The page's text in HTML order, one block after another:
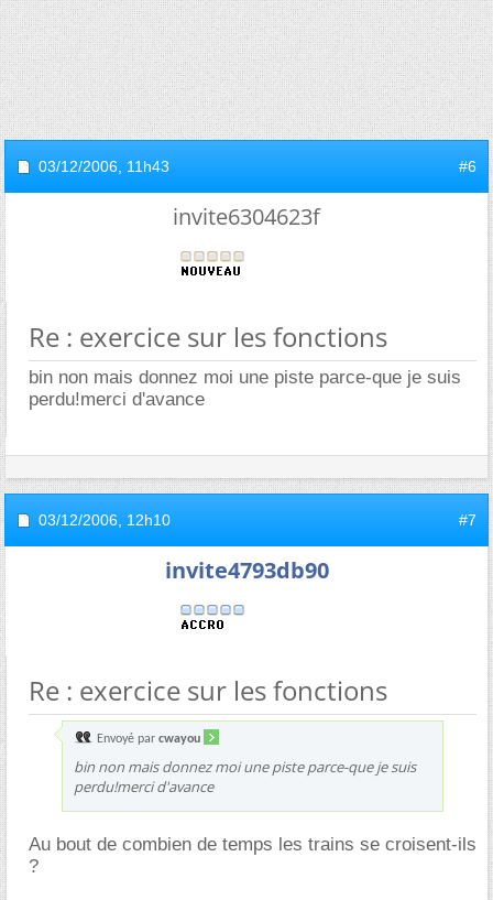
03/12/2006, 11h43 #6
invite6304623f
Re : exercice sur les fonctions
bin non mais donnez moi une piste parce-que je suis
perdu!merci d'avance
03/12/2006, 12h10 #7
invite4793db90
Re : exercice sur les fonctions
Envoyé par cwayou
bin non mais donnez moi une piste parce-que je suis
perdu!merci d'avance
Au bout de combien de temps les trains se croisent-ils
?